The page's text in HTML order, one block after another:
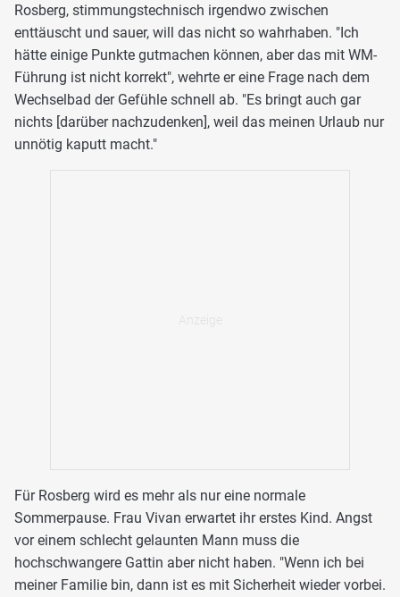
Rosberg, stimmungstechnisch irgendwo zwischen
enttäuscht und sauer, will das nicht so wahrhaben. "Ich
hätte einige Punkte gutmachen können, aber das mit WM-
Führung ist nicht korrekt", wehrte er eine Frage nach dem
Wechselbad der Gefühle schnell ab. "Es bringt auch gar
nichts [darüber nachzudenken], weil das meinen Urlaub nur
unnötig kaputt macht."
Für Rosberg wird es mehr als nur eine normale
Sommerpause. Frau Vivan erwartet ihr erstes Kind. Angst
vor einem schlecht gelaunten Mann muss die
hochschwangere Gattin aber nicht haben. "Wenn ich bei
meiner Familie bin, dann ist es mit Sicherheit wieder vorbei.